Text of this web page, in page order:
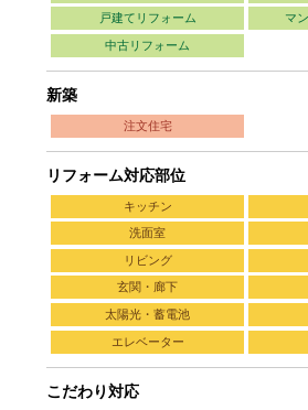
戸建てリフォーム マ
中古リフォーム
新築
注文住宅
リフォーム対応部位
キッチン
洗面室
リビング
玄関・廊下
太陽光・蓄電池
エレベーター
こだわり対応